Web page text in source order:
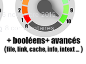
novembre 2015
8 commentaires